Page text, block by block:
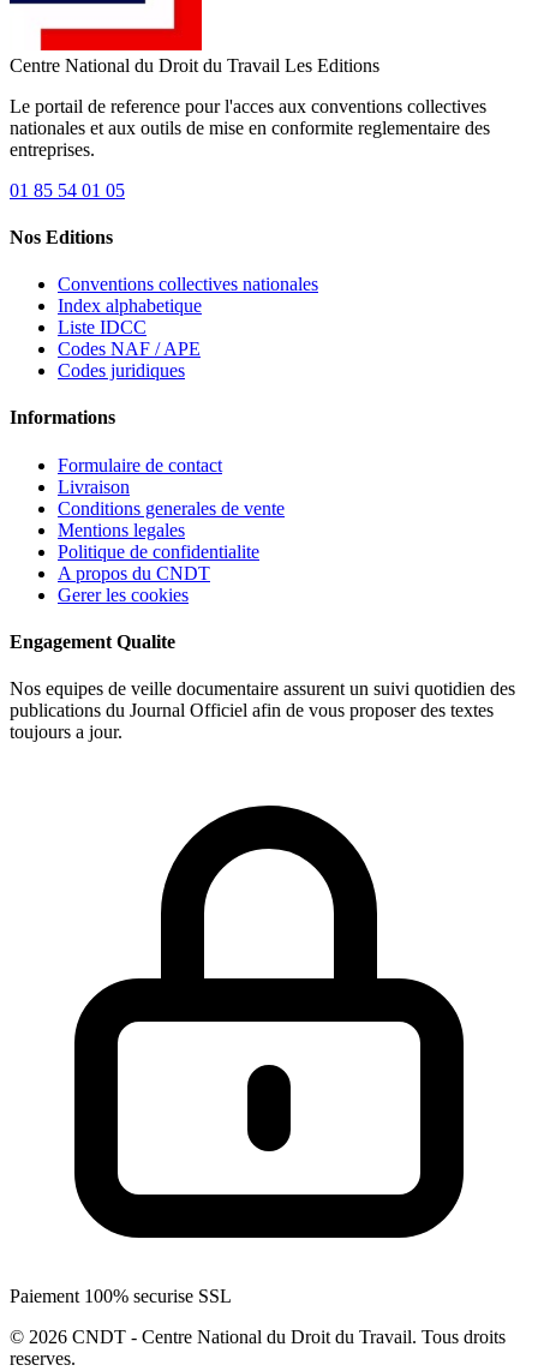
Centre National du Droit du Travail Les Editions
Le portail de reference pour l'acces aux conventions collectives
nationales et aux outils de mise en conformite reglementaire des
entreprises.
01 85 54 01 05
Nos Editions
Conventions collectives nationales
Index alphabetique
Liste IDCC
Codes NAF / APE
Codes juridiques
Informations
Formulaire de contact
Livraison
Conditions generales de vente
Mentions legales
Politique de confidentialite
A propos du CNDT
Gerer les cookies
Engagement Qualite
Nos equipes de veille documentaire assurent un suivi quotidien des
publications du Journal Officiel afin de vous proposer des textes
toujours a jour.
Paiement 100% securise SSL
© 2026 CNDT - Centre National du Droit du Travail. Tous droits
reserves.